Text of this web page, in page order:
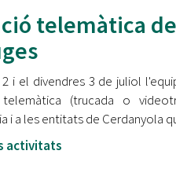
telemàtica
2 i el divendres 3 de juliol
(trucada o
i a les entitats de Cerdanyola
activitats